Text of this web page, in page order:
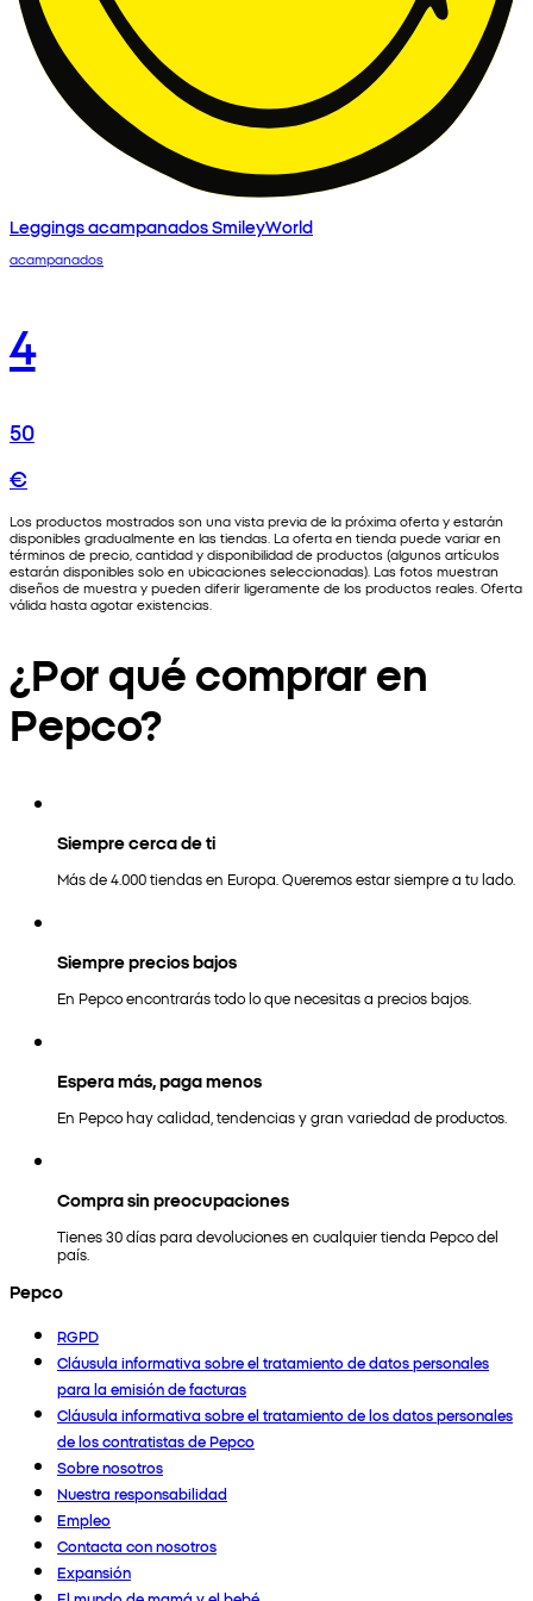
Leggings acampanados SmileyWorld
acampanados
4
50
€
Los productos mostrados son una vista previa de la próxima oferta y estarán
disponibles gradualmente en las tiendas. La oferta en tienda puede variar en
términos de precio, cantidad y disponibilidad de productos (algunos artículos
estarán disponibles solo en ubicaciones seleccionadas). Las fotos muestran
diseños de muestra y pueden diferir ligeramente de los productos reales. Oferta
válida hasta agotar existencias.
¿Por qué comprar en
Pepco?
Siempre cerca de ti
Más de 4.000 tiendas en Europa. Queremos estar siempre a tu lado.
Siempre precios bajos
En Pepco encontrarás todo lo que necesitas a precios bajos.
Espera más, paga menos
En Pepco hay calidad, tendencias y gran variedad de productos.
Compra sin preocupaciones
Tienes 30 días para devoluciones en cualquier tienda Pepco del
país.
Pepco
RGPD
Cláusula informativa sobre el tratamiento de datos personales
para la emisión de facturas
Cláusula informativa sobre el tratamiento de los datos personales
de los contratistas de Pepco
Sobre nosotros
Nuestra responsabilidad
Empleo
Contacta con nosotros
Expansión